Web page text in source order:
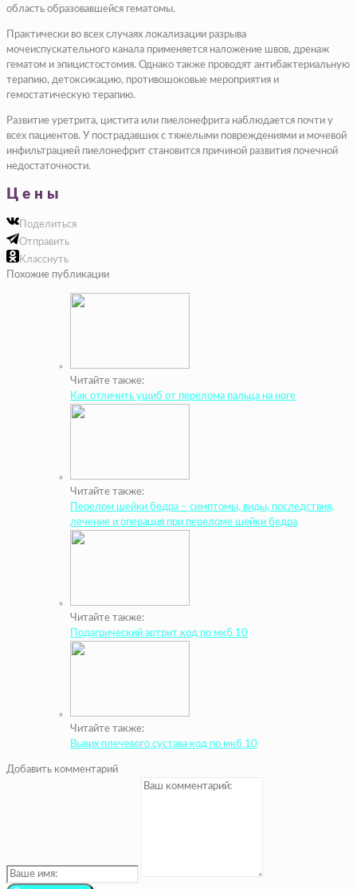
область образовавшейся гематомы.
Практически во всех случаях локализации разрыва
мочеиспускательного канала применяется наложение швов, дренаж
гематом и эпицистостомия. Однако также проводят антибактериальную
терапию, детоксикацию, противошоковые мероприятия и
гемостатическую терапию.
Развитие уретрита, цистита или пиелонефрита наблюдается почти у
всех пациентов. У пострадавших с тяжелыми повреждениями и мочевой
инфильтрацией пиелонефрит становится причиной развития почечной
недостаточности.
Цены
Поделиться
Отправить
Класснуть
Похожие публикации
Читайте также:
Как отличить ушиб от перелома пальца на ноге
Читайте также:
Перелом шейки бедра – симптомы, виды, последствия,
лечение и операция при переломе шейки бедра
Читайте также:
Подагрический артрит код по мкб 10
Читайте также:
Вывих плечевого сустава код по мкб 10
Добавить комментарий